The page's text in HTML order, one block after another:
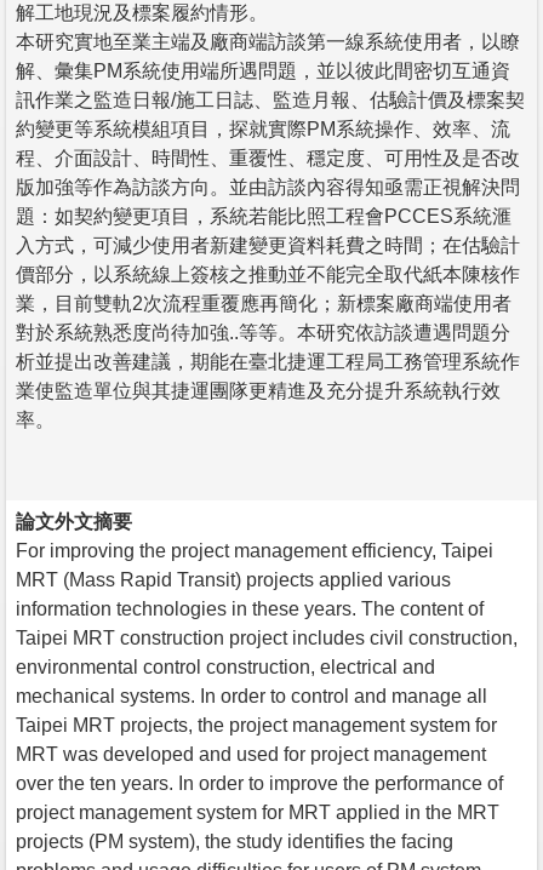
解工地現況及標案履約情形。
本研究實地至業主端及廠商端訪談第一線系統使用者，以瞭
解、彙集PM系統使用端所遇問題，並以彼此間密切互通資
訊作業之監造日報/施工日誌、監造月報、估驗計價及標案契
約變更等系統模組項目，探就實際PM系統操作、效率、流
程、介面設計、時間性、重覆性、穩定度、可用性及是否改
版加強等作為訪談方向。並由訪談內容得知亟需正視解決問
題：如契約變更項目，系統若能比照工程會PCCES系統滙
入方式，可減少使用者新建變更資料耗費之時間；在估驗計
價部分，以系統線上簽核之推動並不能完全取代紙本陳核作
業，目前雙軌2次流程重覆應再簡化；新標案廠商端使用者
對於系統熟悉度尚待加強..等等。本研究依訪談遭遇問題分
析並提出改善建議，期能在臺北捷運工程局工務管理系統作
業使監造單位與其捷運團隊更精進及充分提升系統執行效
率。
論文外文摘要
For improving the project management efficiency, Taipei
MRT (Mass Rapid Transit) projects applied various
information technologies in these years. The content of
Taipei MRT construction project includes civil construction,
environmental control construction, electrical and
mechanical systems. In order to control and manage all
Taipei MRT projects, the project management system for
MRT was developed and used for project management
over the ten years. In order to improve the performance of
project management system for MRT applied in the MRT
projects (PM system), the study identifies the facing